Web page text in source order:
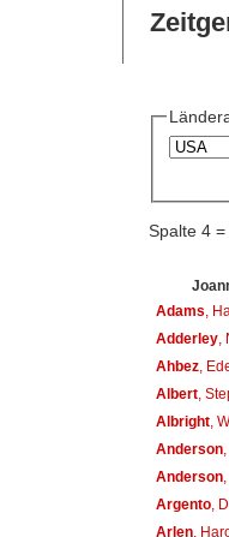
Spalte 4
Adams ,
Adderley,
Ahbez,
Albert,
Albright,
Anderson,
Anderson,
Argento,
Arlen,